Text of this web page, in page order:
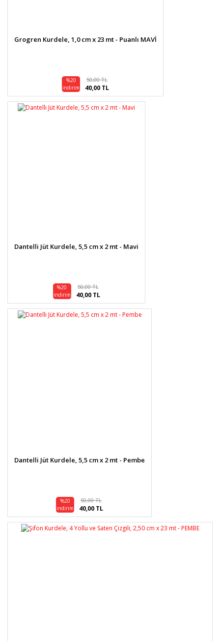
Grogren Kurdele, 1,0 cm x 23 mt - Puanlı MAVİ
%20
indirim
50,00 TL
40,00 TL
Dantelli Jüt Kurdele, 5,5 cm x 2 mt - Mavi
%20
indirim
50,00 TL
40,00 TL
Dantelli Jüt Kurdele, 5,5 cm x 2 mt - Pembe
%20
indirim
50,00 TL
40,00 TL